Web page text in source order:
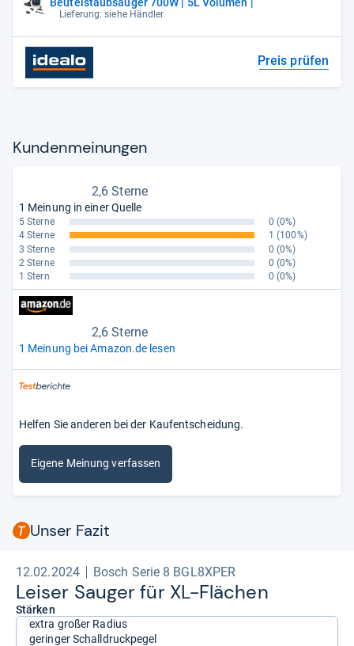
Lieferung: siehe Händler
Preis prüfen
Kun­den­mei­nun­gen
2,6 Sterne
1 Meinung in einer Quelle
5 Sterne 0 (0%)
4 Sterne
1 (100%)
3 Sterne
0 (0%)
2 Sterne
0 (0%)
1 Stern
0 (0%)
2,6 Sterne
1 Meinung bei Amazon.de lesen
Helfen Sie anderen bei der Kaufentscheidung.
Eigene Meinung verfassen
Unser Fazit
12.02.2024 Bosch Serie 8 BGL8XPER
Lei­ser Sau­ger für XL-​Flä­chen
Stärken
extra großer Radius
geringer Schalldruckpegel